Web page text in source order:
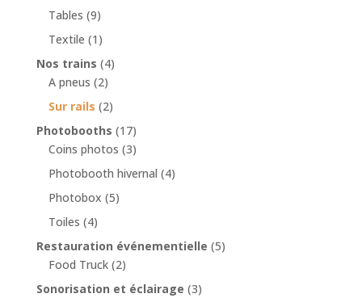
Tables (9)
Textile (1)
Nos trains (4)
A pneus (2)
Sur rails (2)
Photobooths (17)
Coins photos (3)
Photobooth hivernal (4)
Photobox (5)
Toiles (4)
Restauration événementielle (5)
Food Truck (2)
Sonorisation et éclairage (3)